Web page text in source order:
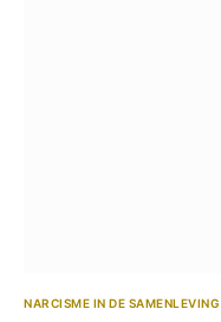
NARCISME IN DE SAMENLEVING